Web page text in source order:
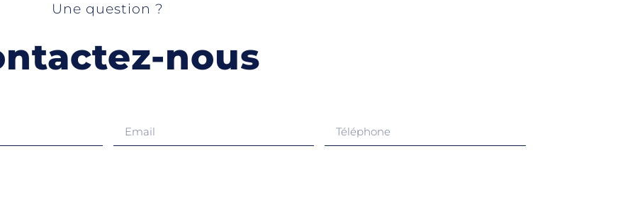
Une question ?
nous